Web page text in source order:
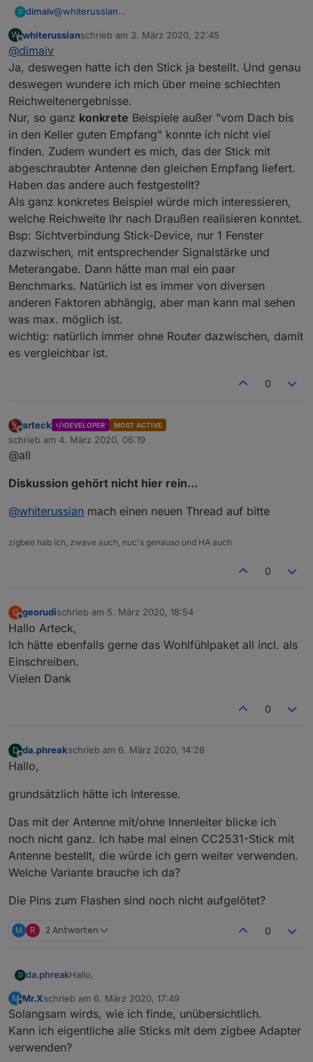
D dimaiv@whiterussian
https://forum.iobroker.net/topic/28994/cc2538-cc2592-
wegen keine Erfahrungen.
Hast du das hier durchgelesen?
ich-den-cc2531-cc2530
W
Offline
whiterussianschrieb am 3. März 2020, 22:45
zuletzt editiert von
@dimaiv
Ja, deswegen hatte ich den Stick ja bestellt. Und genau
deswegen wundere ich mich über meine schlechten
Reichweitenergebnisse.
Nur, so ganz konkrete Beispiele außer "vom Dach bis
in den Keller guten Empfang" konnte ich nicht viel
finden. Zudem wundert es mich, das der Stick mit
abgeschraubter Antenne den gleichen Empfang liefert.
Haben das andere auch festgestellt?
Als ganz konkretes Beispiel würde mich interessieren,
welche Reichweite Ihr nach Draußen realisieren konntet.
Bsp: Sichtverbindung Stick-Device, nur 1 Fenster
dazwischen, mit entsprechender Signalstärke und
Meterangabe. Dann hätte man mal ein paar
Benchmarks. Natürlich ist es immer von diversen
anderen Faktoren abhängig, aber man kann mal sehen
was max. möglich ist.
wichtig: natürlich immer ohne Router dazwischen, damit
es vergleichbar ist.
0
Offline
arteck DEVELOPER MOST ACTIVE
schrieb am 4. März 2020, 06:19
zuletzt editiert von
@all
Diskussion gehört nicht hier rein...
@whiterussian mach einen neuen Thread auf bitte
zigbee hab ich, zwave auch, nuc's genauso und HA auch
0
G
Offline
georudischrieb am 5. März 2020, 18:54
zuletzt editiert von
Hallo Arteck,
Ich hätte ebenfalls gerne das Wohlfühlpaket all incl. als
Einschreiben.
Vielen Dank
0
D
Offline
da.phreakschrieb am 6. März 2020, 14:28
zuletzt editiert von
Hallo,
grundsätzlich hätte ich Interesse.
Das mit der Antenne mit/ohne Innenleiter blicke ich
noch nicht ganz. Ich habe mal einen CC2531-Stick mit
Antenne bestellt, die würde ich gern weiter verwenden.
Welche Variante brauche ich da?
Die Pins zum Flashen sind noch nicht aufgelötet?
M R 2 Antworten 0
D da.phreakHallo,
grundsätzlich hätte ich Interesse.
Das mit der Antenne mit/ohne Innenleiter blicke ich
noch nicht ganz. Ich habe mal einen CC2531-Stick
mit Antenne bestellt, die würde ich gern weiter
Die Pins zum Flashen sind noch nicht aufgelötet?
M
Offline
Mr.Xschrieb am 6. März 2020, 17:49
zuletzt editiert von
Solangsam wirds, wie ich finde, unübersichtlich.
Kann ich eigentliche alle Sticks mit dem zigbee Adapter
verwenden?